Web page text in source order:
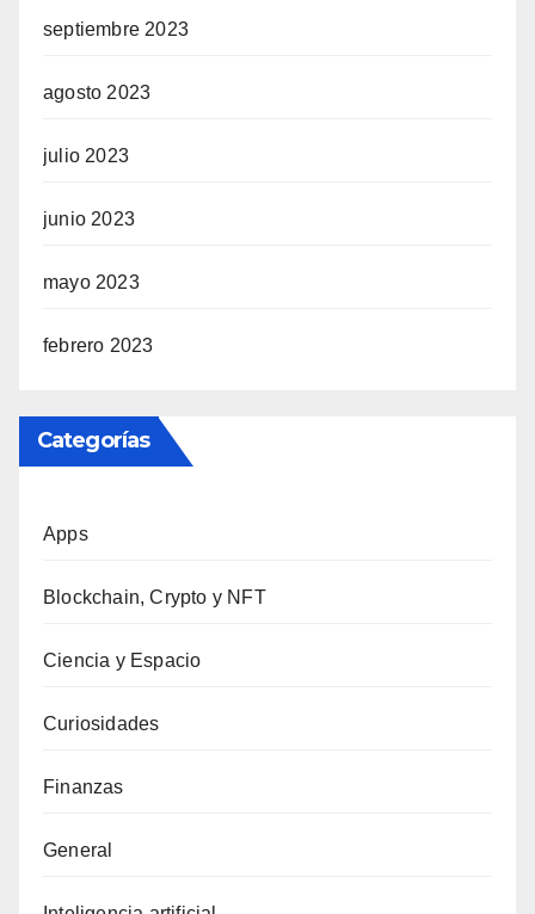
septiembre 2023
agosto 2023
julio 2023
junio 2023
mayo 2023
febrero 2023
Categorías
Apps
Blockchain, Crypto y NFT
Ciencia y Espacio
Curiosidades
Finanzas
General